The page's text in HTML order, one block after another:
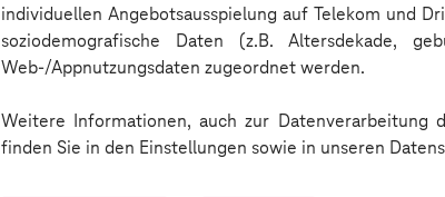
individuellen Angebotsausspielung auf Telekom und
soziodemografische Daten (z.B. Altersdekade,
Web-/Appnutzungsdaten zugeordnet werden.
Weitere Informationen, auch zur
finden Sie in den Einstellungen sowie in unseren